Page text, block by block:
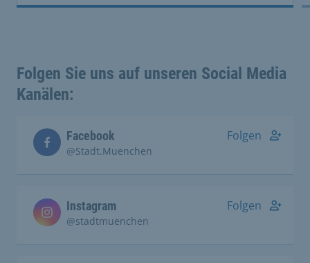
Folgen Sie uns auf unseren Social Media
Kanälen:
Facebook
@Stadt.Muenchen
Folgen
Instagram
@stadtmuenchen
Folgen